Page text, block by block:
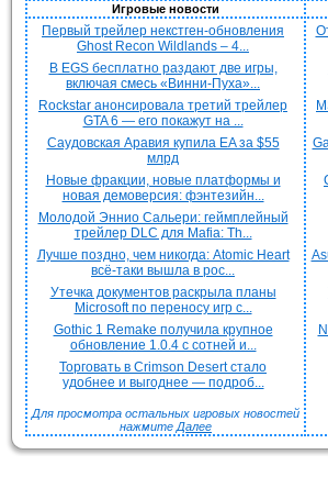
Игровые новости
Первый трейлер некстген-обновления
Ghost Recon Wildlands – 4...
В EGS бесплатно раздают две игры,
включая смесь «Винни-Пуха»...
Rockstar анонсировала третий трейлер
GTA 6 — его покажут на ...
Саудовская Аравия купила EA за $55
млрд
Новые фракции, новые платформы и
новая демоверсия: фэнтезийн...
Молодой Эннио Сальери: геймплейный
трейлер DLC для Mafia: Th...
Лучше поздно, чем никогда: Atomic Heart
всё-таки вышла в рос...
Утечка документов раскрыла планы
Microsoft по переносу игр с...
Gothic 1 Remake получила крупное
обновление 1.0.4 с сотней и...
Торговать в Crimson Desert стало
удобнее и выгоднее — подроб...
Для просмотра остальных игровых новостей
нажмите Далее